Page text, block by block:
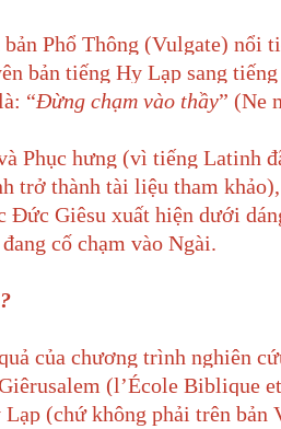
Phổ Thông (Vulgate) nổi
bản tiếng Hy Lạp sang
“Đừng chạm vào thầy” (Ne
Phục hưng (vì tiếng Latinh
trở thành tài liệu tham
Đức Giêsu xuất hiện dưới
cố chạm vào Ngài.
của chương trình nghiên
(l’École Biblique
(chứ không phải trên bản